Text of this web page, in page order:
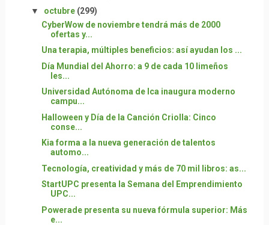
▼ octubre (299)
CyberWow de noviembre tendrá más de 2000
ofertas y...
Una terapia, múltiples beneficios: así ayudan los ...
Día Mundial del Ahorro: a 9 de cada 10 limeños
les...
Universidad Autónoma de Ica inaugura moderno
campu...
Halloween y Día de la Canción Criolla: Cinco
conse...
Kia forma a la nueva generación de talentos
automo...
Tecnología, creatividad y más de 70 mil libros: as...
StartUPC presenta la Semana del Emprendimiento
UPC...
Powerade presenta su nueva fórmula superior: Más
e...